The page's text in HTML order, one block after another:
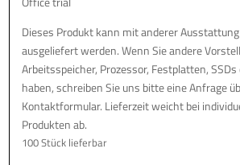
Dieses Produkt kann mit anderer
ausgeliefert werden. Wenn Sie andere
Arbeitsspeicher, Prozessor, Festplatten,
haben, schreiben Sie uns bitte eine Anfrage
Kontaktformular. Lieferzeit weicht bei
Produkten ab.
100 Stück lieferbar